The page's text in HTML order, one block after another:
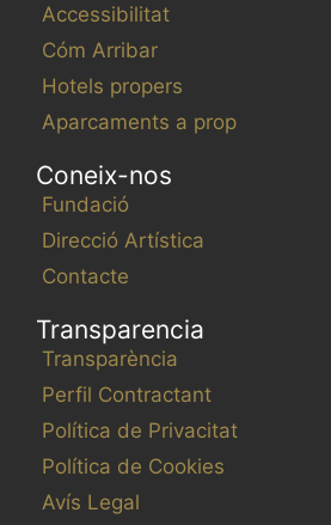
Accessibilitat
Cóm Arribar
Hotels propers
Aparcaments a prop
Coneix-nos
Fundació
Direcció Artística
Contacte
Transparencia
Transparència
Perfil Contractant
Política de Privacitat
Política de Cookies
Avís Legal